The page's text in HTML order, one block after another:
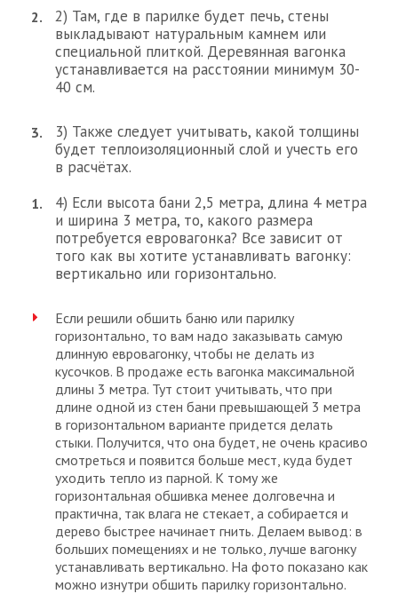
2) Там, где в парилке будет печь, стены
выкладывают натуральным камнем или
специальной плиткой. Деревянная вагонка
устанавливается на расстоянии минимум 30-
40 см.
3) Также следует учитывать, какой толщины
будет теплоизоляционный слой и учесть его
в расчётах.
4) Если высота бани 2,5 метра, длина 4 метра
и ширина 3 метра, то, какого размера
потребуется евровагонка? Все зависит от
того как вы хотите устанавливать вагонку:
вертикально или горизонтально.
Если решили обшить баню или парилку
горизонтально, то вам надо заказывать самую
длинную евровагонку, чтобы не делать из
кусочков. В продаже есть вагонка максимальной
длины 3 метра. Тут стоит учитывать, что при
длине одной из стен бани превышающей 3 метра
в горизонтальном варианте придется делать
стыки. Получится, что она будет, не очень красиво
смотреться и появится больше мест, куда будет
уходить тепло из парной. К тому же
горизонтальная обшивка менее долговечна и
практична, так влага не стекает, а собирается и
дерево быстрее начинает гнить. Делаем вывод: в
больших помещениях и не только, лучше вагонку
устанавливать вертикально. На фото показано как
можно изнутри обшить парилку горизонтально.